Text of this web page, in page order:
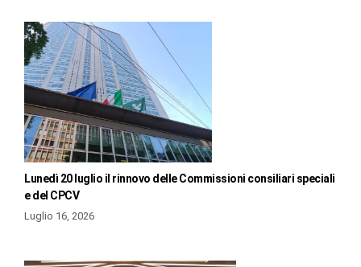
Lunedì 20 luglio il rinnovo delle Commissioni consiliari speciali
e del CPCV
Luglio 16, 2026